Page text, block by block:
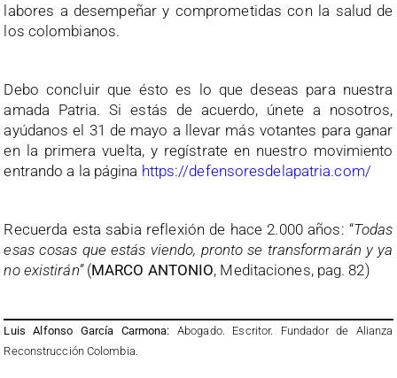
labores a desempeñar y comprometidas con la salud de
los colombianos.
Debo concluir que ésto es lo que deseas para nuestra
amada Patria. Si estás de acuerdo, únete a nosotros,
ayúdanos el 31 de mayo a llevar más votantes para ganar
en la primera vuelta, y regístrate en nuestro movimiento
entrando a la página https://defensoresdelapatria.com/
Recuerda esta sabia reflexión de hace 2.000 años: “Todas
esas cosas que estás viendo, pronto se transformarán y ya
no existirán”(MARCO ANTONIO, Meditaciones, pag. 82)
Luis Alfonso García Carmona:Abogado. Escritor. Fundador de Alianza
Reconstrucción Colombia.